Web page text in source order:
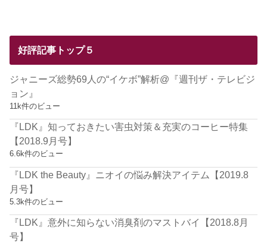
好評記事トップ５
ジャニーズ総勢69人の“イケボ”解析@『週刊ザ・テレビジ
ョン』
11k件のビュー
『LDK』知っておきたい害虫対策＆充実のコーヒー特集
【2018.9月号】
6.6k件のビュー
『LDK the Beauty』ニオイの悩み解決アイテム【2019.8
月号】
5.3k件のビュー
『LDK』意外に知らない消臭剤のマストバイ【2018.8月
号】